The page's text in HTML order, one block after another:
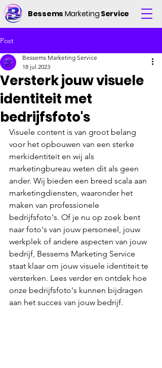
Bessems Marketing Service
Post
Versterk jouw visuele
identiteit met
bedrijfsfoto's
Bessems Marketing Service
18 jul 2023
Visuele content is van groot belang
voor het opbouwen van een sterke
merkidentiteit en wij als
marketingbureau weten dit als geen
ander. Wij bieden een breed scala aan
marketingdiensten, waaronder het
maken van professionele
bedrijfsfoto's. Of je nu op zoek bent
naar foto's van jouw personeel, jouw
werkplek of andere aspecten van jouw
bedrijf, Bessems Marketing Service
staat klaar om jouw visuele identiteit te
versterken. Lees verder en ontdek hoe
onze bedrijfsfoto's kunnen bijdragen
aan het succes van jouw bedrijf.